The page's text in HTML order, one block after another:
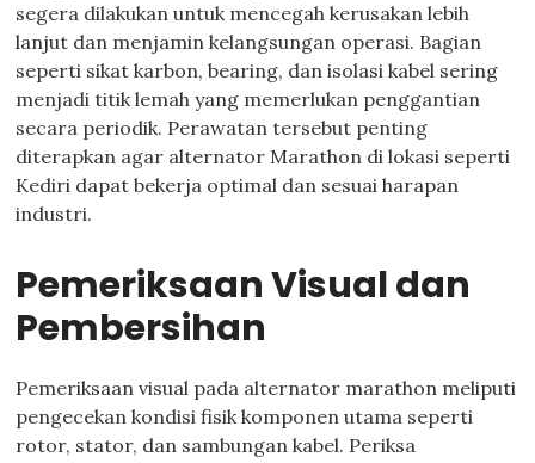
segera dilakukan untuk mencegah kerusakan lebih
lanjut dan menjamin kelangsungan operasi. Bagian
seperti sikat karbon, bearing, dan isolasi kabel sering
menjadi titik lemah yang memerlukan penggantian
secara periodik. Perawatan tersebut penting
diterapkan agar alternator Marathon di lokasi seperti
Kediri dapat bekerja optimal dan sesuai harapan
industri.
Pemeriksaan Visual dan
Pembersihan
Pemeriksaan visual pada alternator marathon meliputi
pengecekan kondisi fisik komponen utama seperti
rotor, stator, dan sambungan kabel. Periksa